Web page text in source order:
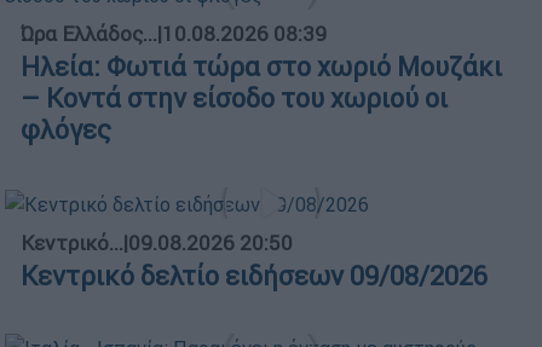
Ώρα Ελλάδος...|10.08.2026 08:39
Ηλεία: Φωτιά τώρα στο χωριό Μουζάκι
– Κοντά στην είσοδο του χωριού οι
φλόγες
Κεντρικό...|09.08.2026 20:50
Κεντρικό δελτίο ειδήσεων 09/08/2026